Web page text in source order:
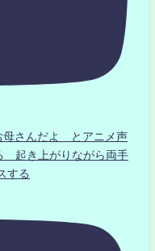
さんだよ とアニメ声
起き上がりながら両手
する